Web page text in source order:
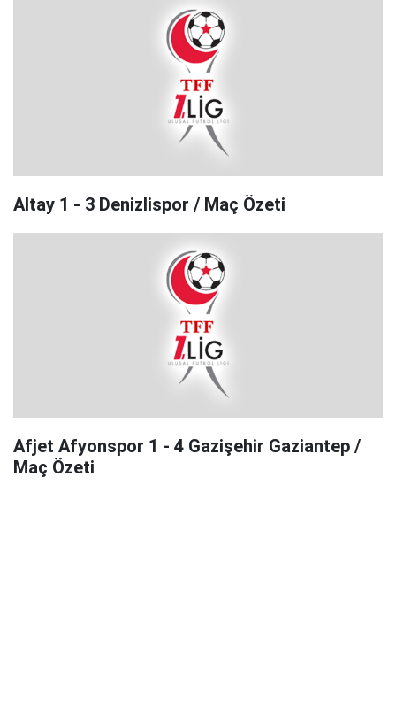
Altay 1 - 3 Denizlispor / Maç Özeti
Afjet Afyonspor 1 - 4 Gazişehir Gaziantep /
Maç Özeti